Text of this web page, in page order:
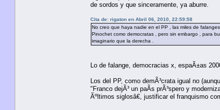
de sordos y que sinceramente, ya aburre.
Cita de: rigaton en Abril 06, 2010, 22:59:58
No creo que haya nadie en el PP , las miles de
Pinochet como democratas , pero sin embargo , para
imaginario que la derecha .
Lo de falange, democracias x, espaÃ±as
Los del PP, como demÃ³crata igual no
"Franco dejÃ³ un paÃ­s prÃ³spero y
Ãºltimos siglosâ€, justificar el franquismo